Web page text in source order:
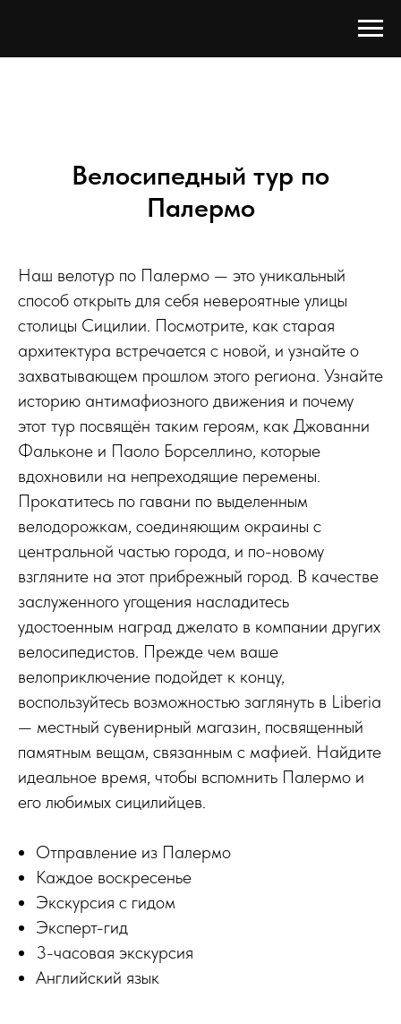
Велосипедный тур по
Палермо
Наш велотур по Палермо — это уникальный
способ открыть для себя невероятные улицы
столицы Сицилии. Посмотрите, как старая
архитектура встречается с новой, и узнайте о
захватывающем прошлом этого региона. Узнайте
историю антимафиозного движения и почему
этот тур посвящён таким героям, как Джованни
Фальконе и Паоло Борселлино, которые
вдохновили на непреходящие перемены.
Прокатитесь по гавани по выделенным
велодорожкам, соединяющим окраины с
центральной частью города, и по-новому
взгляните на этот прибрежный город. В качестве
заслуженного угощения насладитесь
удостоенным наград джелато в компании других
велосипедистов. Прежде чем ваше
велоприключение подойдет к концу,
воспользуйтесь возможностью заглянуть в Liberia
— местный сувенирный магазин, посвященный
памятным вещам, связанным с мафией. Найдите
идеальное время, чтобы вспомнить Палермо и
его любимых сицилийцев.
Отправление из Палермо
Каждое воскресенье
Экскурсия с гидом
Эксперт-гид
3-часовая экскурсия
Английский язык